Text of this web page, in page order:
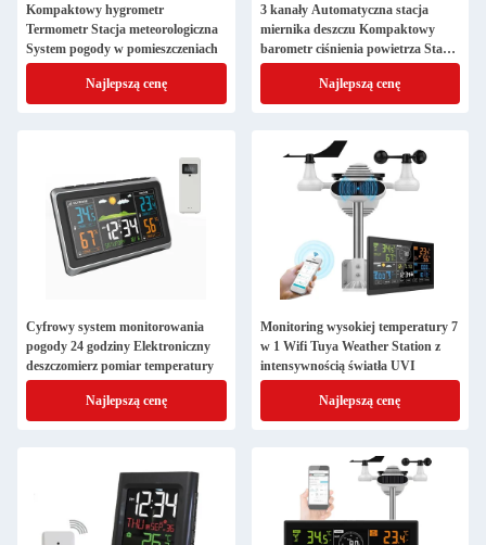
Kompaktowy hygrometr
Termometr Stacja meteorologiczna
System pogody w pomieszczeniach
Najlepszą cenę
3 kanały Automatyczna stacja
miernika deszczu Kompaktowy
barometr ciśnienia powietrza Stacja
pogodowa
Najlepszą cenę
Cyfrowy system monitorowania
pogody 24 godziny Elektroniczny
deszczomierz pomiar temperatury
Najlepszą cenę
Monitoring wysokiej temperatury 7
w 1 Wifi Tuya Weather Station z
intensywnością światła UVI
Najlepszą cenę